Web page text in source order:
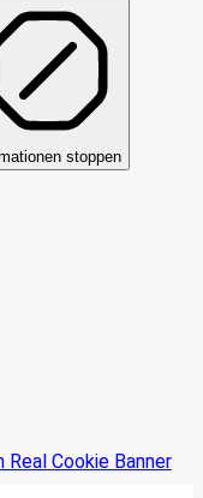
stoppen
Real Cookie Banner